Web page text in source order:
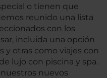
o tienen que
reunido una lista
con los
incluida una opción
y otras como viajes con
lujo con piscina y spa.
nuevos